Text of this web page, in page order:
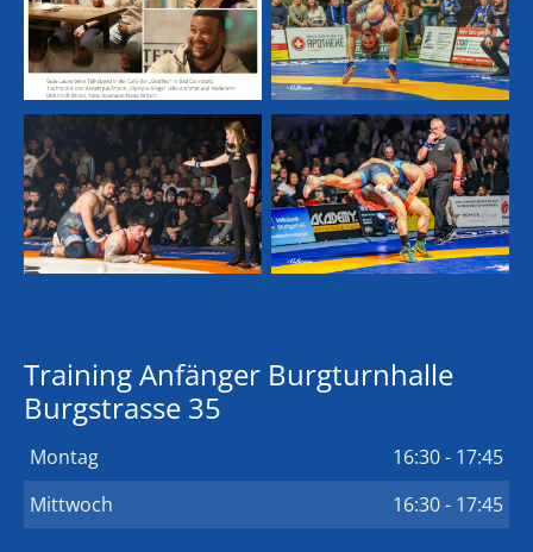
Training Anfänger Burgturnhalle
Burgstrasse 35
Montag
16:30 - 17:45
Mittwoch
16:30 - 17:45